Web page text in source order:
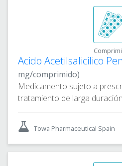
Acido Acetilsalicilico
mg/comprimido)
Medicamento sujeto a
tratamiento de larga duración
Towa Pharmaceutical Spain